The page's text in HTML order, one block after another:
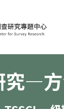
方法與
究—